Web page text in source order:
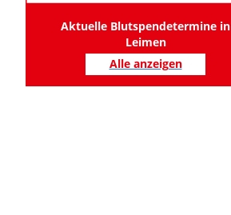
Aktuelle Blutspendetermine in
Leimen
Alle anzeigen